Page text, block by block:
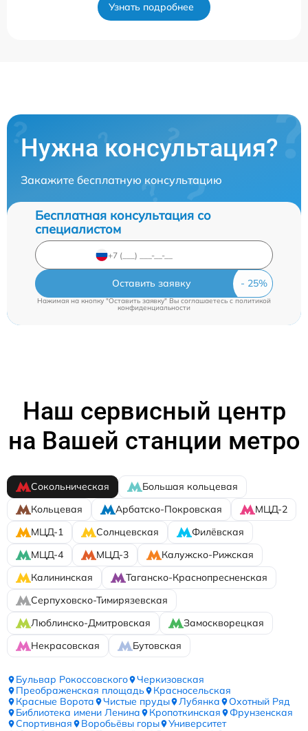
Узнать подробнее
Нужна консультация?
Закажите бесплатную консультацию
Бесплатная консультация со
специалистом
Оставить заявку
Нажимая на кнопку "Оставить заявку" Вы соглашаетесь cполитикой
конфиденциальности
Наш сервисный центр
на Вашей станции метро
Сокольническая
Большая кольцевая
Кольцевая
Арбатско-Покровская
МЦД-2
МЦД-1
Солнцевская
Филёвская
МЦД-4
МЦД-3
Калужско-Рижская
Калининская
Таганско-Краснопресненская
Серпуховско-Тимирязевская
Люблинско-Дмитровская
Замоскворецкая
Некрасовская
Бутовская
Бульвар Рокоссовского
Черкизовская
Преображенская площадь
Красносельская
Красные Ворота
Чистые пруды Лубянка
Охотный Ряд
Библиотека имени Ленина
Кропоткинская
Фрунзенская
Спортивная
Воробьёвы горы
Университет